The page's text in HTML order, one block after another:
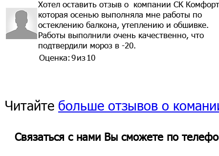
Хотел оставить отзыв о компании СК Комфорт
которая осенью выполняла мне работы по
остеклению балкона, утеплению и обшивке.
Работы выполнили очень качественно, что
подтвердили мороз в -20.
Оценка:9из10
Читайте больше отзывов о
Связаться с нами Вы сможете по